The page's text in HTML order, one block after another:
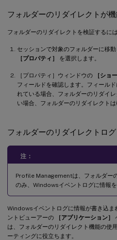
フォルダーのリダイレクトが
フォルダーのリダイレクトを検証するに
セッションで対象のフォルダーに移
［プロパティ］
を選択します。
［プロパティ］ウィンドウの ［ショ
フィールドを確認します。フィール
れている場合、フォルダーのリダイ
い場合、フォルダーのリダイレクトは
フォルダーのリダイレクトログ
注：
Profile Managementは、フォルダー
のみ、Windowsイベントログに情報を
Windowsイベントログに情報が書き込
ントビューアーの
［アプリケーション］
は、フォルダーのリダイレクト機能の使
ーティングに役立ちます。